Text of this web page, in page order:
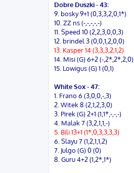
Dobre Duszki - 43:
9. bosky 9+1 (0,3,3,2,0,1*)
10. ZZ ns (-,-,-,-,-)
11. Speed 10 (2,2,3,0,0,3)
12. brindel 3 (0,0,1,2,0,0)
13. Kasper 14 (3,3,3,2,1,2)
14. Misi (G) 6+2 (-,2*,2*,2,0)
15. Lowigus (G) 1 (0,1)
White Sox - 47:
1. Frano 6 (3,0,0,-,3)
2. Witek 8 (2,1,2,3,0)
3. Pirek (G) 2+1 (1,1*,-,-,-)
4. Malak 7 (3,2,1,1,-)
5. Bili 13+1 (1*,0,3,3,3,3)
6. Slayu 7 (1,2,1,1,2)
7. Julgo (G) 0 (0)
8. Guru 4+2 (1,2*,1*)